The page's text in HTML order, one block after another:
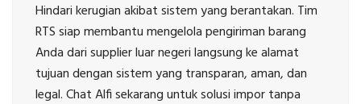
Hindari kerugian akibat sistem yang berantakan. Tim
RTS siap membantu mengelola pengiriman barang
Anda dari supplier luar negeri langsung ke alamat
tujuan dengan sistem yang transparan, aman, dan
legal. Chat Alfi sekarang untuk solusi impor tanpa